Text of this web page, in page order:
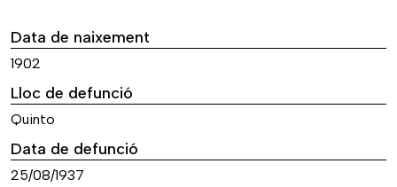
Data de naixement
1902
Lloc de defunció
Quinto
Data de defunció
25/08/1937